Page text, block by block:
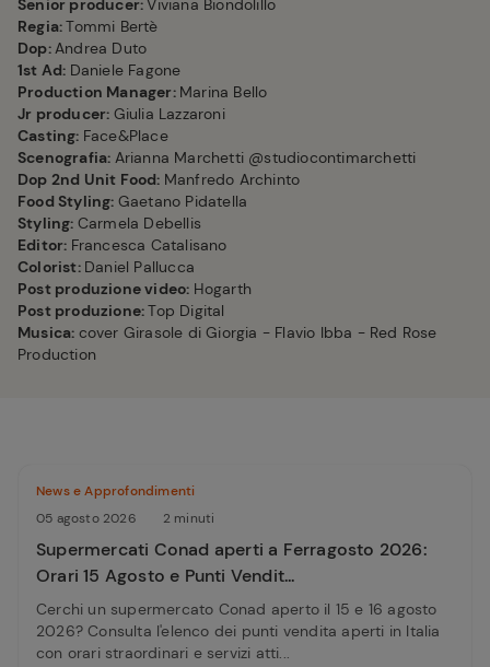
Senior producer: Viviana Biondolillo
Regia:Tommi Bertè
Dop:Andrea Duto
1st Ad: Daniele Fagone
Production Manager: Marina Bello
Jr producer: Giulia Lazzaroni
Casting: Face&Place
Scenografia: Arianna Marchetti @studiocontimarchetti
Dop 2nd Unit Food: Manfredo Archinto
Food Styling: Gaetano Pidatella
Styling: Carmela Debellis
Editor: Francesca Catalisano
Colorist: Daniel Pallucca
Post produzione video: Hogarth
Post produzione:Top Digital
Musica: cover Girasole di Giorgia - Flavio Ibba - Red Rose
Production
News e Approfondimenti
05 agosto 2026
2 minuti
Supermercati Conad aperti a Ferragosto 2026:
Orari 15 Agosto e Punti Vendit...
Cerchi un supermercato Conad aperto il 15 e 16 agosto
2026? Consulta l'elenco dei punti vendita aperti in Italia
con orari straordinari e servizi atti...